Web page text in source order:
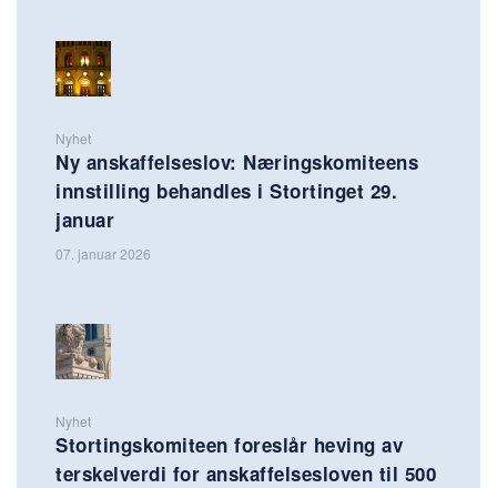
Nyhet
Ny anskaffelseslov: Næringskomiteens
innstilling behandles i Stortinget 29.
januar
07. januar 2026
Nyhet
Stortingskomiteen foreslår heving av
terskelverdi for anskaffelsesloven til 500